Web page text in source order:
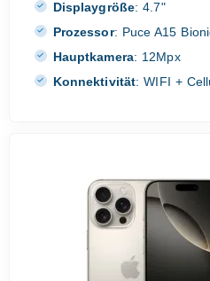
Displaygröße: 4.7"
Prozessor: Puce A15
Hauptkamera: 12Mpx
Konnektivität: WIFI +